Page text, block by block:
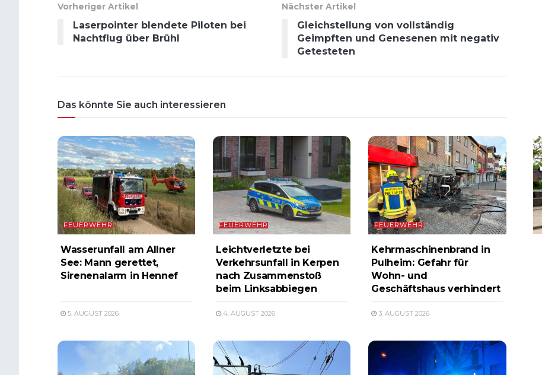
Vorheriger Artikel
Laserpointer blendete Piloten bei
Nachtflug über Brühl
Nächster Artikel
Gleichstellung von vollständig
Geimpften und Genesenen mit negativ
Getesteten
Das könnte Sie auch interessieren
FEUERWEHR
Wasserunfall am Allner
See: Mann gerettet,
Sirenenalarm in Hennef
5. AUGUST 2026
FEUERWEHR
Leichtverletzte bei
Verkehrsunfall in Kerpen
nach Zusammenstoß
beim Linksabbiegen
4. AUGUST 2026
FEUERWEHR
Kehrmaschinenbrand in
Pulheim: Gefahr für
Wohn- und
Geschäftshaus verhindert
3. AUGUST 2026